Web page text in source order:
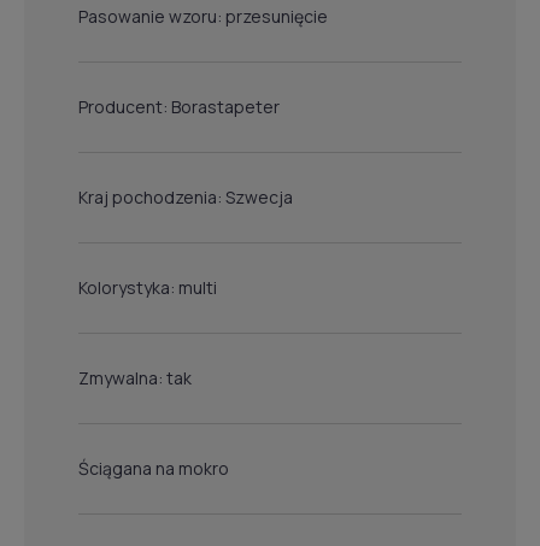
Pasowanie wzoru: przesunięcie
Producent: Borastapeter
Kraj pochodzenia: Szwecja
Kolorystyka: multi
Zmywalna: tak
Ściągana na mokro